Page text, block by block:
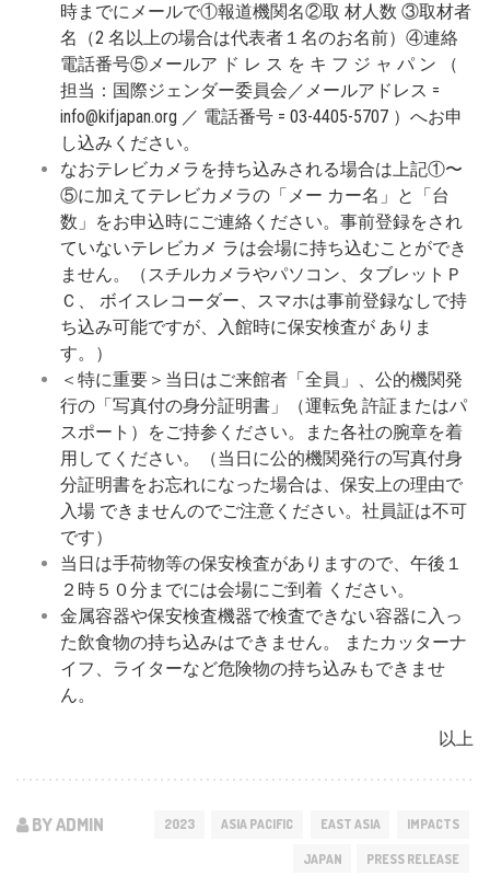
時までにメールで①報道機関名②取 材⼈数 ③取材者
名（2 名以上の場合は代表者１名のお名前）④連絡
電話番号⑤メールア ド レ ス を キ フ ジ ャ パ ン （
担当：国際ジェンダー委員会／メールアドレス =
info@kifjapan.org ／ 電話番号 = 03-4405-5707 ）へお申
し込みください。
なおテレビカメラを持ち込みされる場合は上記①〜
⑤に加えてテレビカメラの「メー カー名」と「台
数」をお申込時にご連絡ください。事前登録をされ
ていないテレビカメ ラは会場に持ち込むことができ
ません。（スチルカメラやパソコン、タブレットＰ
Ｃ、 ボイスレコーダー、スマホは事前登録なしで持
ち込み可能ですが、⼊館時に保安検査が ありま
す。）
＜特に重要＞当⽇はご来館者「全員」、公的機関発
⾏の「写真付の⾝分証明書」（運転免 許証またはパ
スポート）をご持参ください。また各社の腕章を着
⽤してください。（当⽇に公的機関発⾏の写真付⾝
分証明書をお忘れになった場合は、保安上の理由で
⼊場 できませんのでご注意ください。社員証は不可
です）
当⽇は⼿荷物等の保安検査がありますので、午後１
２時５０分までには会場にご到着 ください。
⾦属容器や保安検査機器で検査できない容器に⼊っ
た飲⾷物の持ち込みはできません。 またカッターナ
イフ、ライターなど危険物の持ち込みもできませ
ん。
以上
BY ADMIN 2023 ASIA PACIFIC EAST ASIA IMPACTS
JAPAN PRESS RELEASE